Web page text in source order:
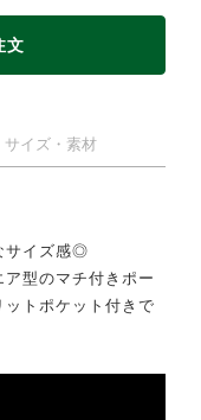
文
サイズ・素材
サイズ感◎
型のマチ付きポー
トポケット付きで